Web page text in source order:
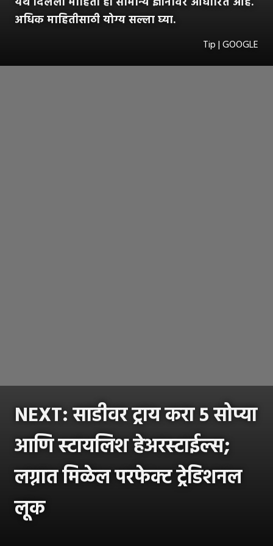
अधिक माहितीसाठी योग्य सल्ला घ्या.
Tip | GOOGLE
NEXT: साडीवर ट्राय करा 5 सोप्या
आणि स्टायलिश हेअरस्टाईल्स;
लग्नात मिळेल परफेक्ट ट्रेडिशनल
लूक